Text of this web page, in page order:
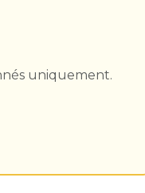
uniquement.